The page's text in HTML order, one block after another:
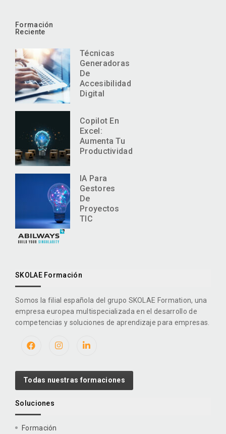
Formación
Reciente
Técnicas
Generadoras
De
Accesibilidad
Digital
Copilot En
Excel:
Aumenta Tu
Productividad
IA Para
Gestores
De
Proyectos
TIC
SKOLAE Formación
Somos la filial española del grupo SKOLAE Formation, una
empresa europea multispecializada en el desarrollo de
competencias y soluciones de aprendizaje para empresas.
Todas nuestras formaciones
Soluciones
Formación